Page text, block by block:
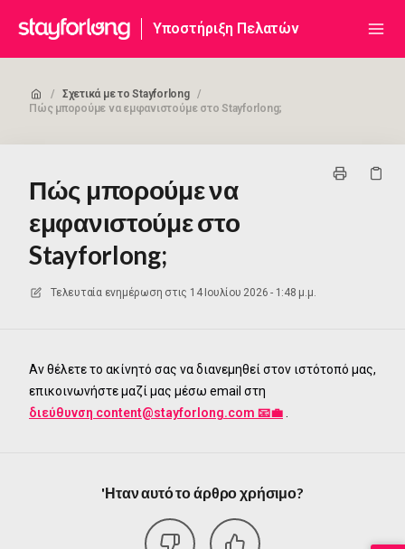
Υποστήριξη Πελατών
/ Σχετικά με το Stayforlong /
Πώς μπορούμε να εμφανιστούμε στο Stayforlong;
Πώς μπορούμε να
εμφανιστούμε στο
Stayforlong;
Τελευταία ενημέρωση στις 14 Ιουλίου 2026 - 1:48 μ.μ.
Αν θέλετε το ακίνητό σας να διανεμηθεί στον ιστότοπό μας,
επικοινωνήστε μαζί μας μέσω email στη
διεύθυνση content@stayforlong.com 📧💼
'Ηταν αυτό το άρθρο χρήσιμο?